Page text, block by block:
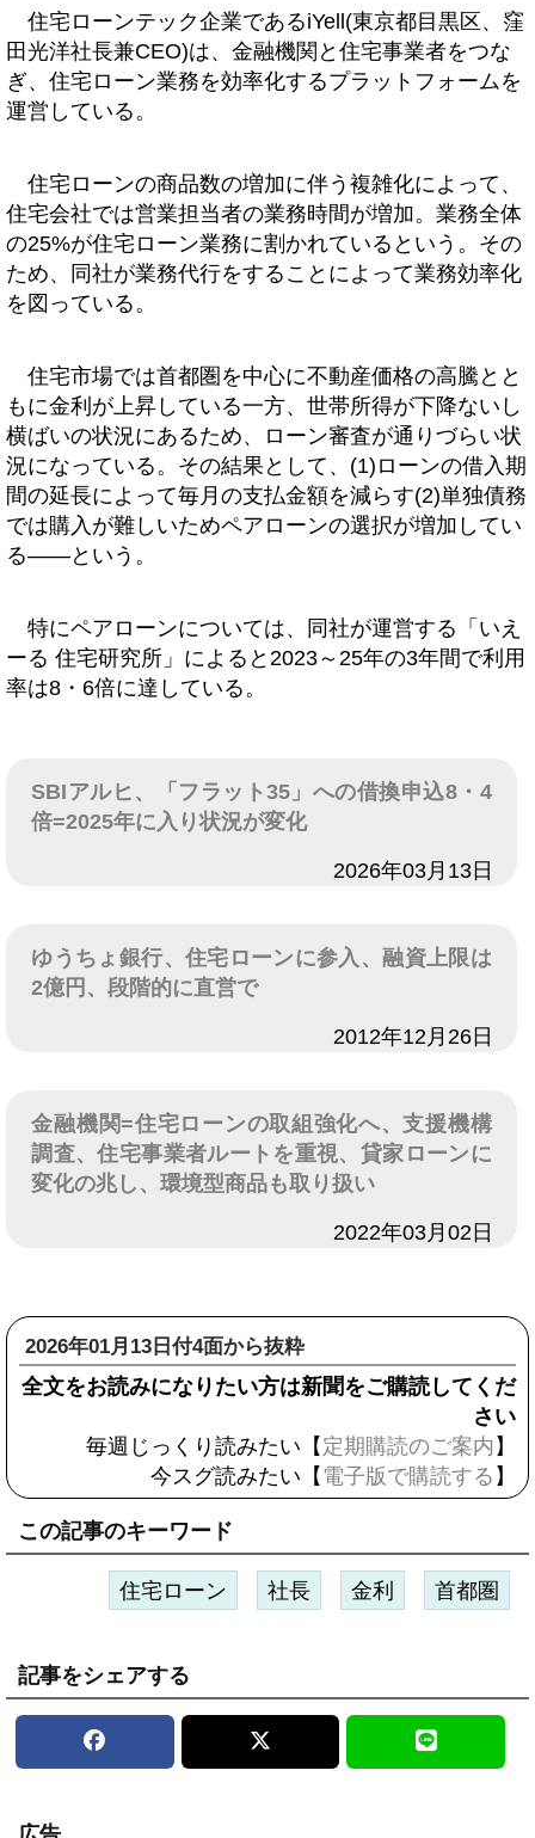
住宅ローンテック企業であるiYell(東京都目黒区、窪
田光洋社長兼CEO)は、金融機関と住宅事業者をつな
ぎ、住宅ローン業務を効率化するプラットフォームを
運営している。
住宅ローンの商品数の増加に伴う複雑化によって、
住宅会社では営業担当者の業務時間が増加。業務全体
の25%が住宅ローン業務に割かれているという。その
ため、同社が業務代行をすることによって業務効率化
を図っている。
住宅市場では首都圏を中心に不動産価格の高騰とと
もに金利が上昇している一方、世帯所得が下降ないし
横ばいの状況にあるため、ローン審査が通りづらい状
況になっている。その結果として、(1)ローンの借入期
間の延長によって毎月の支払金額を減らす(2)単独債務
では購入が難しいためペアローンの選択が増加してい
る――という。
特にペアローンについては、同社が運営する「いえ
ーる 住宅研究所」によると2023～25年の3年間で利用
率は8・6倍に達している。
SBIアルヒ、「フラット35」への借換申込8・4
倍=2025年に入り状況が変化
2026年03月13日
ゆうちょ銀行、住宅ローンに参入、融資上限は
2億円、段階的に直営で
2012年12月26日
金融機関=住宅ローンの取組強化へ、支援機構
調査、住宅事業者ルートを重視、貸家ローンに
変化の兆し、環境型商品も取り扱い
2022年03月02日
2026年01月13日付4面から抜粋
全文をお読みになりたい方は新聞をご購読してくだ
さい
毎週じっくり読みたい【 定期購読のご案内 】
今スグ読みたい【 電子版で購読する 】
この記事のキーワード
住宅ローン 社長 金利 首都圏
記事をシェアする